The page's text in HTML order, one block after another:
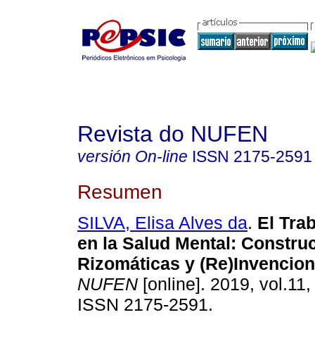
Revista do NUFEN
versión On-line ISSN 2175-2591
Resumen
SILVA, Elisa Alves da. El
en la Salud Mental:
Rizomáticas y
NUFEN [online]. 2019,
ISSN 2175-2591.